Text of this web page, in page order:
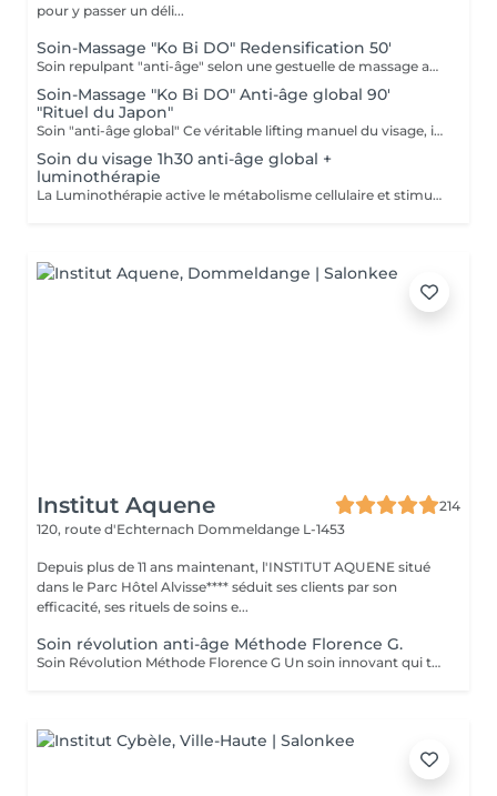
pour y passer un déli...
Soin-Massage "Ko Bi DO" Redensification 50'
Soin repulpant "anti-âge" selon une gestuelle de massage active : le Ko-Bi-Do. Véritable lifting naturel du visage inspiré d'un rituel japonais associé à notre principe de Dermaponcture pour lisser efficacement les traits et tonifier le cou. Durant ce soin, nous utiliserons les produits spécifiques aux besoin de votre peau.
Soin-Massage "Ko Bi DO" Anti-âge global 90'
"Rituel du Japon"
Soin "anti-âge global" Ce véritable lifting manuel du visage, inspiré du massage japonais "Ko Bi Do"est associé à complexe anti-âge unique. vous retrouvez une peau tonifiée lissée et repulpée. et associés d'un masque aux vertus régénérantes, agit en profondeur sur les rides, la fermeté, les taches pigmentaires et l'éclat, et insiste sur le contour des yeux, la bouche, le décolleté. Vous retrouvé
Soin du visage 1h30 anti-âge global +
luminothérapie
La Luminothérapie active le métabolisme cellulaire et stimule la production de collagène et d'élastine. Au l des séances, la peau retrouve élasticité et éclat, les cicatrices s'atténuent, l'acné guérit. Le résultat est visible très rapidement. Les résultats attendus peuvent varier en fonction de chaque individu. Des études montrent en effet que la peau semble plus jeune et les rides plus atténuées dès la première utilisation de cette technologie. La lumière LED bleue est particulièrement efficace pour prévenir les éruptions cutanées puisqu'elle détruit les bactéries responsables de l'acné directement dans le derme. C'est scientifiquement prouvé !
Institut Aquene
214
120, route d'Echternach Dommeldange L-1453
Depuis plus de 11 ans maintenant, l'INSTITUT AQUENE situé
dans le Parc Hôtel Alvisse**** séduit ses clients par son
efficacité, ses rituels de soins e...
Soin révolution anti-âge Méthode Florence G.
Soin Révolution Méthode Florence G Un soin innovant qui transforme visiblement la qualité de la peau. Le Soin Révolution de la méthode Florence G est un protocole hautement technologique et manuel et 100 % naturel combinant des techniques exclusives de stimulation tissulaire, d'oxygénation cutanée et de remodelage facial. Ce soin nouvelle génération agit en profondeur pour relancer les fonctions naturelles de la peau, améliorer son aspect global et lui redonner toute sa vitalité sans l'abimer, sans douleur et sans éviction sociale. Les bénéfices du soin: - Lisse immédiatement les rides et ridules - Raffermit et redessine les contours du visage - Booste l'éclat et l'oxygénation - Réduit visiblement les signes de fatigue - Améliore la texture de la peau Les effets du soin vont s'accentuer encore pendant 3 à 4 semaines. C'est également un soin fantastique pour travailler les cicatrices (du corps également), les peaux atopiques, vergetures blanches ou violacées. AUCUNE ÉPILATION VISAGE NE POURRA ÊTRE FAITE PENDANT LE SOIN.